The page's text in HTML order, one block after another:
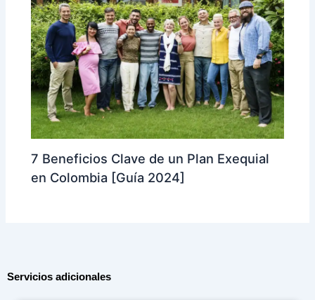
7 Beneficios Clave de un Plan Exequial
en Colombia [Guía 2024]
Servicios adicionales